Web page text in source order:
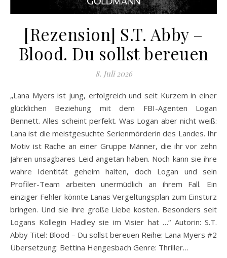
[Rezension] S.T. Abby –
Blood. Du sollst bereuen
8. Juli 2026
„Lana Myers ist jung, erfolgreich und seit Kurzem in einer
glücklichen Beziehung mit dem FBI-Agenten Logan
Bennett. Alles scheint perfekt. Was Logan aber nicht weiß:
Lana ist die meistgesuchte Serienmörderin des Landes. Ihr
Motiv ist Rache an einer Gruppe Männer, die ihr vor zehn
Jahren unsagbares Leid angetan haben. Noch kann sie ihre
wahre Identität geheim halten, doch Logan und sein
Profiler-Team arbeiten unermüdlich an ihrem Fall. Ein
einziger Fehler könnte Lanas Vergeltungsplan zum Einsturz
bringen. Und sie ihre große Liebe kosten. Besonders seit
Logans Kollegin Hadley sie im Visier hat …“ Autorin: S.T.
Abby Titel: Blood – Du sollst bereuen Reihe: Lana Myers #2
Übersetzung: Bettina Hengesbach Genre: Thriller…